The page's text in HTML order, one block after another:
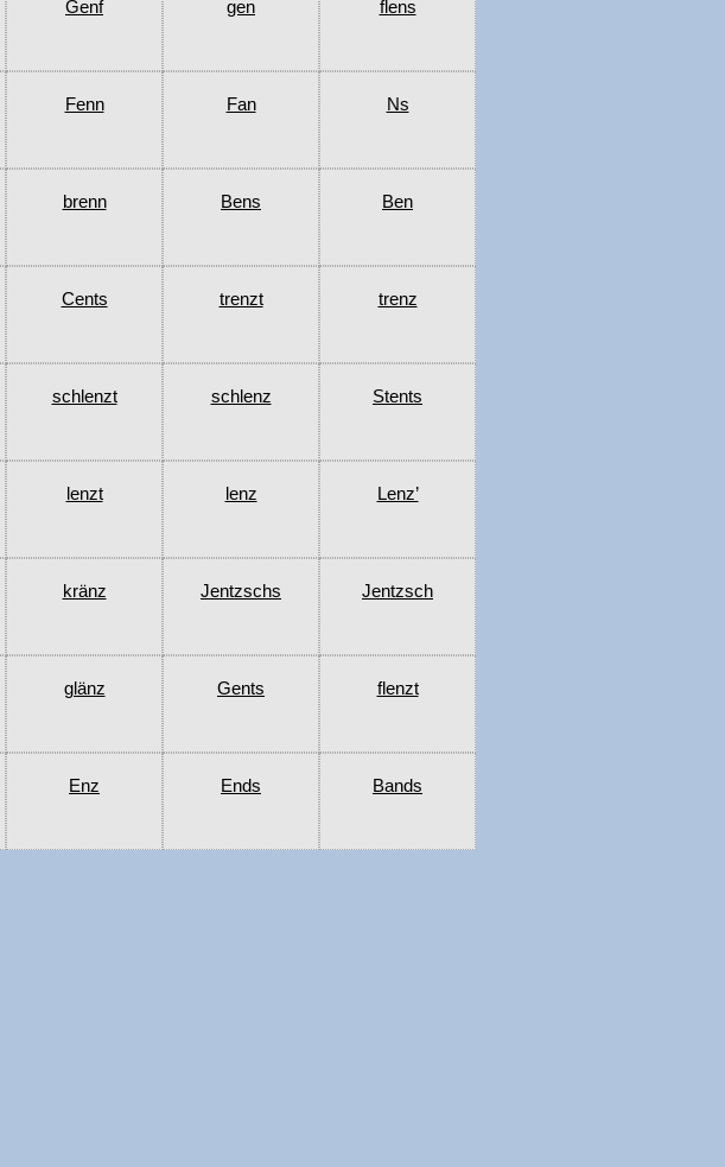
Genf gen flens
Fenn Fan Ns
brenn Bens Ben
Cents trenzt trenz
schlenzt schlenz Stents
lenzt lenz Lenz’
kränz Jentzschs Jentzsch
glänz Gents flenzt
Enz Ends Bands